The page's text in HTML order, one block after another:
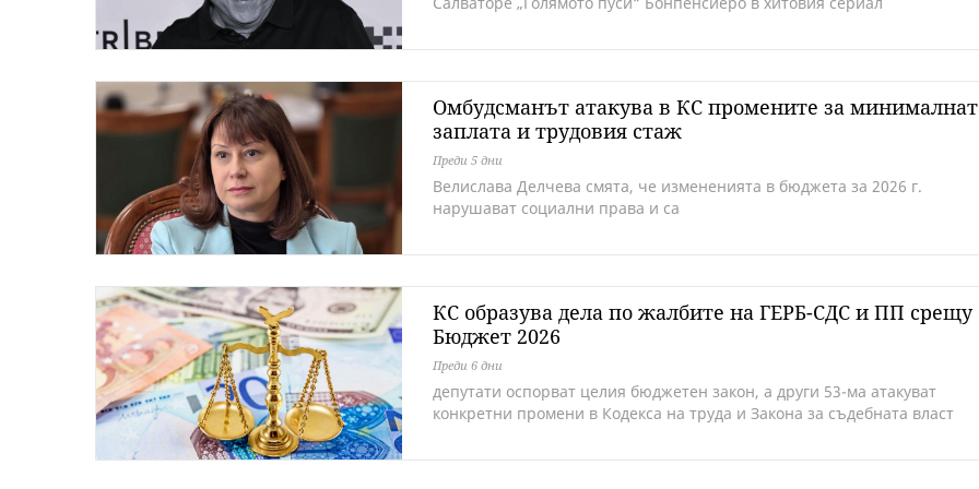
Омбудсманът атакува в КС промените за
заплата и трудовия стаж
Преди 5 дни
Велислава Делчева смята, че измененията в бюджета за 2026 г.
нарушават социални права и са
КС образува дела по жалбите на ГЕРБ-СДС и ПП срещу
Бюджет 2026
Преди 6 дни
депутати оспорват целия бюджетен закон, а други 53-ма атакуват
конкретни промени в Кодекса на труда и Закона за съдебната власт